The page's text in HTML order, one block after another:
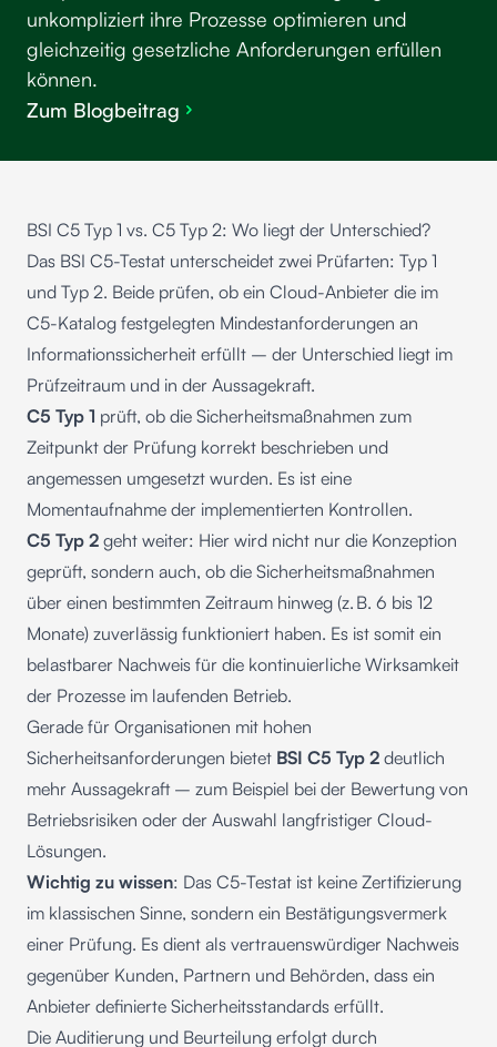
unkompliziert ihre Prozesse optimieren und
gleichzeitig gesetzliche Anforderungen erfüllen
können.
Zum Blogbeitrag
BSI C5 Typ 1 vs. C5 Typ 2: Wo liegt der Unterschied?
Das BSI C5-Testat unterscheidet zwei Prüfarten: Typ 1
und Typ 2. Beide prüfen, ob ein Cloud-Anbieter die im
C5-Katalog festgelegten Mindestanforderungen an
Informationssicherheit erfüllt – der Unterschied liegt im
Prüfzeitraum und in der Aussagekraft.
C5 Typ 1 prüft, ob die Sicherheitsmaßnahmen zum
Zeitpunkt der Prüfung korrekt beschrieben und
angemessen umgesetzt wurden. Es ist eine
Momentaufnahme der implementierten Kontrollen.
C5 Typ 2 geht weiter: Hier wird nicht nur die Konzeption
geprüft, sondern auch, ob die Sicherheitsmaßnahmen
über einen bestimmten Zeitraum hinweg (z. B. 6 bis 12
Monate) zuverlässig funktioniert haben. Es ist somit ein
belastbarer Nachweis für die kontinuierliche Wirksamkeit
der Prozesse im laufenden Betrieb.
Gerade für Organisationen mit hohen
Sicherheitsanforderungen bietet BSI C5 Typ 2 deutlich
mehr Aussagekraft – zum Beispiel bei der Bewertung von
Betriebsrisiken oder der Auswahl langfristiger Cloud-
Lösungen.
Wichtig zu wissen: Das C5-Testat ist keine Zertifizierung
im klassischen Sinne, sondern ein Bestätigungsvermerk
einer Prüfung. Es dient als vertrauenswürdiger Nachweis
gegenüber Kunden, Partnern und Behörden, dass ein
Anbieter definierte Sicherheitsstandards erfüllt.
Die Auditierung und Beurteilung erfolgt durch